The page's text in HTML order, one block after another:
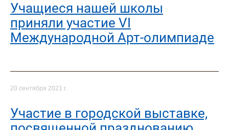
Учащиеся нашей школы
приняли участие VI
Международной Арт-олимпиаде
20 сентября 2021 г.
Участие в городской выставке,